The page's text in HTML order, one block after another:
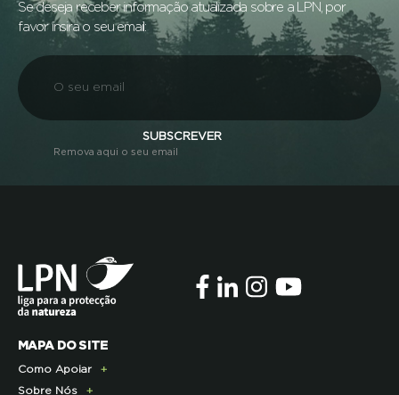
Se deseja receber informação atualizada sobre a LPN, por
favor insira o seu email:
SUBSCREVER
Remova aqui o seu email
MAPA DO SITE
Como Apoiar
Doe Hoje
Sobre Nós